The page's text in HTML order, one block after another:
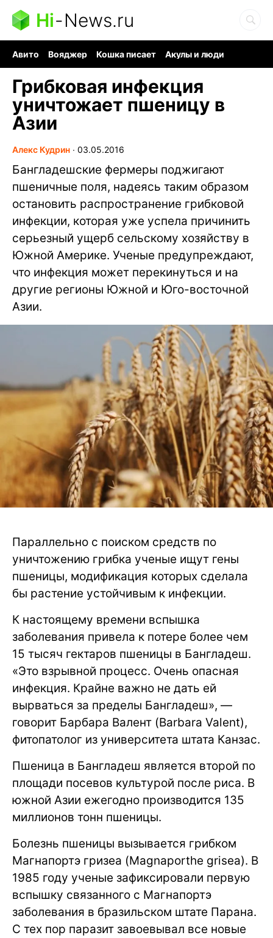
Hi-News.ru
Авито Вояджер Кошка писает
Акулы и люди
Грибковая инфекция
уничтожает пшеницу в
Азии
Алекс Кудрин ∙ 03.05.2016
Бангладешские фермеры поджигают
пшеничные поля, надеясь таким образом
остановить распространение грибковой
инфекции, которая уже успела причинить
серьезный ущерб сельскому хозяйству в
Южной Америке. Ученые предупреждают,
что инфекция может перекинуться и на
другие регионы Южной и Юго-восточной
Азии.
Параллельно с поиском средств по
уничтожению грибка ученые ищут гены
пшеницы, модификация которых сделала
бы растение устойчивым к инфекции.
К настоящему времени вспышка
заболевания привела к потере более чем
15 тысяч гектаров пшеницы в Бангладеш.
«Это взрывной процесс. Очень опасная
инфекция. Крайне важно не дать ей
вырваться за пределы Бангладеш», —
говорит Барбара Валент (Barbara Valent),
фитопатолог из университета штата Канзас.
Пшеница в Бангладеш является второй по
площади посевов культурой после риса. В
южной Азии ежегодно производится 135
миллионов тонн пшеницы.
Болезнь пшеницы вызывается грибком
Магнапортэ гризеа (Magnaporthe grisea). В
1985 году ученые зафиксировали первую
вспышку связанного с Магнапортэ
заболевания в бразильском штате Парана.
С тех пор паразит завоевывал все новые